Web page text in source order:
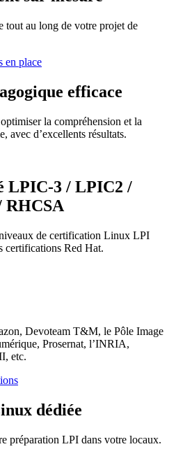
tout au long de votre projet de
en place
efficace
la compréhension et la
avec d’excellents résultats.
LPIC-3 / LPIC2 /
RHCSA
de certification Linux LPI
certifications Red Hat.
Devoteam T&M, le Pôle Image
Prosernat, l’INRIA,
etc.
dédiée
préparation LPI dans votre locaux.